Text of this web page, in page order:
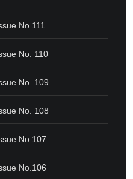
No.111
No. 110
No. 109
No. 108
No.107
No.106